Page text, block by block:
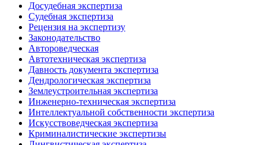
Досудебная экспертиза
Судебная экспертиза
Рецензия на экспертизу
Законодательство
Автороведческая
Автотехническая экспертиза
Давность документа экспертиза
Дендрологическая экспертиза
Землеустроительная экспертиза
Инженерно-техническая экспертиза
Интеллектуальной собственности экспертиза
Искусствоведческая экспертиза
Криминалистические экспертизы